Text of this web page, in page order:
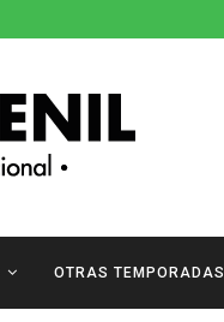
OTRAS TEMPORADAS